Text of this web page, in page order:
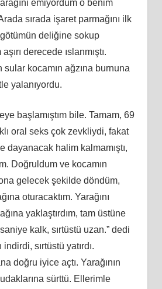
emiyordum o benim
sırada işaret parmağını ilk
deliğine sokup
derecede ıslanmıştı.
sular kocamın ağzına burnuna
yalanıyordu.
başlamıştım bile. Tamam, 69
oral seks çok zevkliydi, fakat
dayanacak halim kalmamıştı,
Doğruldum ve kocamın
gelecek şekilde döndüm,
oturacaktım. Yarağını
yaklaştırdım, tam üstüne
kalk, sırtüstü uzan.” dedi
sırtüstü yatırdı.
doğru iyice açtı. Yarağının
sürttü. Ellerimle